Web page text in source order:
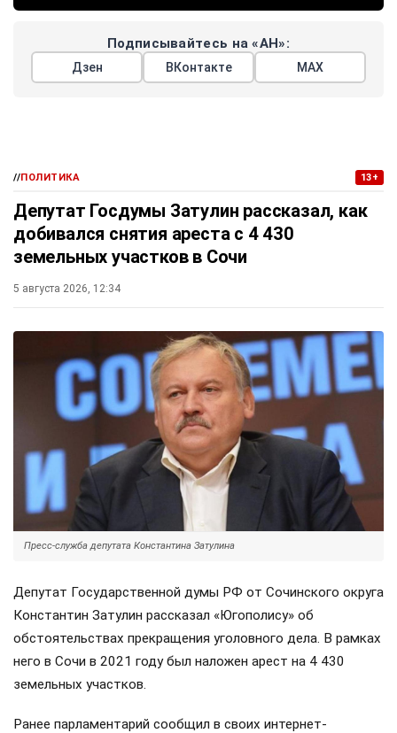
Подписывайтесь на «АН»:
Дзен ВКонтакте МАХ
//ПОЛИТИКА 13+
Депутат Госдумы Затулин рассказал, как
добивался снятия ареста с 4 430
земельных участков в Сочи
5 августа 2026, 12:34
Пресс-служба депутата Константина Затулина
Депутат Государственной думы РФ от Сочинского округа
Константин Затулин рассказал «Югополису» об
обстоятельствах прекращения уголовного дела. В рамках
него в Сочи в 2021 году был наложен арест на 4 430
земельных участков.
Ранее парламентарий сообщил в своих интернет-